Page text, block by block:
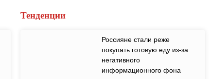
Тенденции
Россияне стали реже
покупать готовую еду из-за
негативного
информационного фона